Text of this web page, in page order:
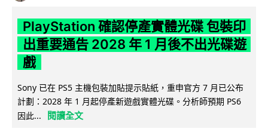
PlayStation 確認停產實體光碟 包裝印
出重要通告 2028 年 1 月後不出光碟遊
戲
Sony 已在 PS5 主機包裝加貼提示貼紙，重申官方 7 月已公布
計劃：2028 年 1 月起停產新遊戲實體光碟。分析師預期 PS6
因此...
閱讀全文